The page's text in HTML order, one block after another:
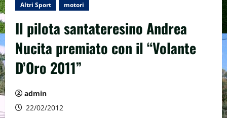
Altri Sport motori
Il pilota santateresino Andrea
Nucita premiato con il “Volante
D’Oro 2011”
admin
22/02/2012